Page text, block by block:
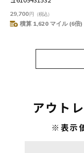
29,700円 （税込）
積算 1,620 マイル (6倍)
アウト
※表示